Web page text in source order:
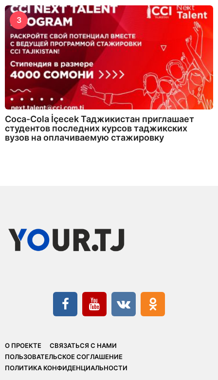
3
Coca-Cola İçecek Таджикистан приглашает
студентов последних курсов таджикских
вузов на оплачиваемую стажировку
О ПРОЕКТЕ
СВЯЗАТЬСЯ С НАМИ
ПОЛЬЗОВАТЕЛЬСКОЕ СОГЛАШЕНИЕ
ПОЛИТИКА КОНФИДЕНЦИАЛЬНОСТИ